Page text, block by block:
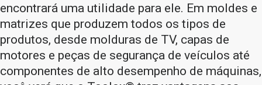
encontrará uma utilidade para ele. Em moldes e
matrizes que produzem todos os tipos de
produtos, desde molduras de TV, capas de
motores e peças de segurança de veículos até
componentes de alto desempenho de máquinas,